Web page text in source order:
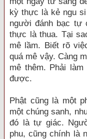
kỳ thực là kẻ ngu
người đánh bạc tự
thực là thua. Tại
mê lầm. Biết rõ
quá mê vậy. Càng
mê thêm. Phải
được.
Phật cũng là một
một chúng sanh,
đó là tự giác.
phu, cũng chính là